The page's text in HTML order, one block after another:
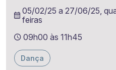
05/02/25 a 27/06/25,
feiras
09h00 às 11h45
Dança